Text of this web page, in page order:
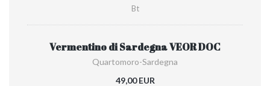
Bt
Vermentino di Sardegna VEOR DOC
Quartomoro-Sardegna
49,00 EUR